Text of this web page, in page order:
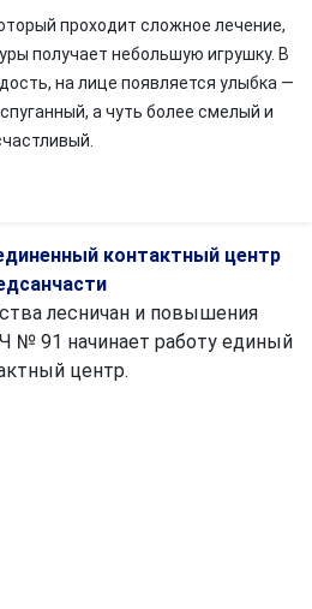
проходит сложное лечение,
получает небольшую игрушку. В
на лице появляется улыбка —
а чуть более смелый и
контактный центр
лесничан и повышения
№ 91 начинает работу единый
центр.